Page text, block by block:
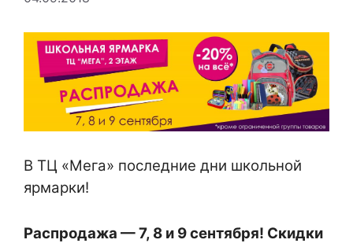
В ТЦ «Мега» последние дни школьной
ярмарки!
Распродажа — 7, 8 и 9 сентября! Скидки